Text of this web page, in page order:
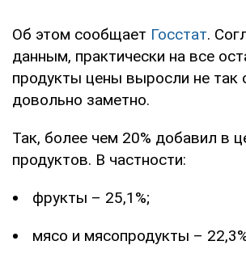
Об этом сообщает Госстат.
данным, практически на все
продукты цены выросли не так
довольно заметно.
Так, более чем 20% добавил в
продуктов. В частности:
фрукты – 25,1%;
мясо и мясопродукты –